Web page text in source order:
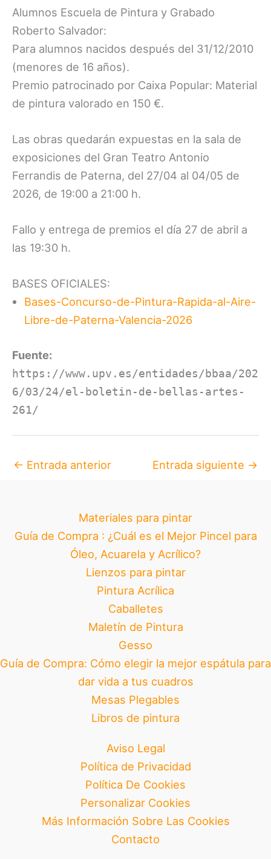
Alumnos Escuela de Pintura y Grabado
Roberto Salvador:
Para alumnos nacidos después del 31/12/2010
(menores de 16 años).
Premio patrocinado por Caixa Popular: Material
de pintura valorado en 150 €.
Las obras quedarán expuestas en la sala de
exposiciones del Gran Teatro Antonio
Ferrandis de Paterna, del 27/04 al 04/05 de
2026, de 19:00 a 21:00 h.
Fallo y entrega de premios el día 27 de abril a
las 19:30 h.
BASES OFICIALES:
Bases-Concurso-de-Pintura-Rapida-al-Aire-
Libre-de-Paterna-Valencia-2026
Fuente:
https://www.upv.es/entidades/bbaa/202
6/03/24/el-boletin-de-bellas-artes-
261/
← Entrada anterior Entrada siguiente →
Materiales para pintar
Guía de Compra : ¿Cuál es el Mejor Pincel para
Óleo, Acuarela y Acrílico?
Lienzos para pintar
Pintura Acrílica
Caballetes
Maletín de Pintura
Gesso
Guía de Compra: Cómo elegir la mejor espátula para
dar vida a tus cuadros
Mesas Plegables
Libros de pintura
Aviso Legal
Política de Privacidad
Política De Cookies
Personalizar Cookies
Más Información Sobre Las Cookies
Contacto